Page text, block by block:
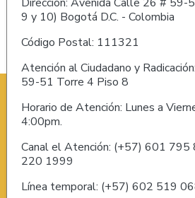
9 y 10) Bogotá D.C. - Colombia
Código Postal: 111321
Atención al Ciudadano y
59-51 Torre 4 Piso 8
Horario de Atención: Lunes a
4:00pm.
Canal el Atención: (+57) 601
220 1999
Línea temporal: (+57) 602 519